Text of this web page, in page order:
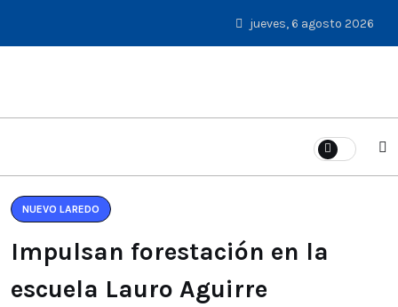
jueves, 6 agosto 2026
NUEVO LAREDO
Impulsan forestación en la
escuela Lauro Aguirre